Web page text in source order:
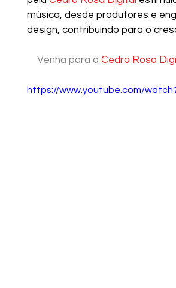
música, desde produtores e
design, contribuindo para o
Venha para a Cedro Rosa
https://www.youtube.com/